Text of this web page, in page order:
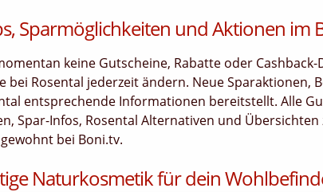
Sparmöglichkeiten und Aktionen im
keine Gutscheine, Rabatte oder
bei Rosental jederzeit ändern. Neue Sparaktionen,
entsprechende Informationen bereitstellt. Alle
Spar-Infos, Rosental Alternativen und
bei Boni.tv.
Naturkosmetik für dein